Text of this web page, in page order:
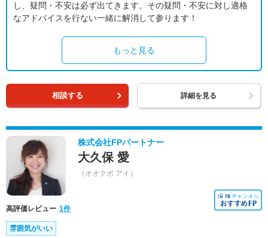
し、疑問・不安は必ず出てきます。その疑問・不安に対し適格
なアドバイスを行ない一緒に解消して参ります！
もっと見る
相談する 詳細を見る
株式会社FPパートナー
大久保 愛
（オオクボ アイ）
高評価レビュー 1件
雰囲気がいい